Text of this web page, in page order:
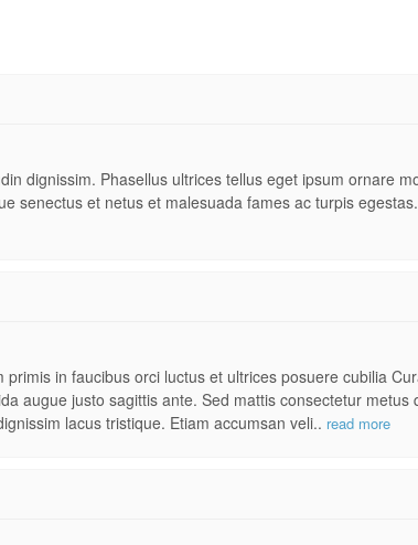
dignissim. Phasellus ultrices tellus eget ipsum ornare
senectus et netus et malesuada fames ac turpis
in faucibus orci luctus et ultrices posuere cubilia
augue justo sagittis ante. Sed mattis consectetur metus
lacus tristique. Etiam accumsan veli.. read more